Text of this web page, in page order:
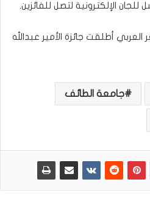
للجان الإلكترونية لتصل للفائزين.
العربي أطلقت جائزة الأمير عبدالله
جامعة الطائف